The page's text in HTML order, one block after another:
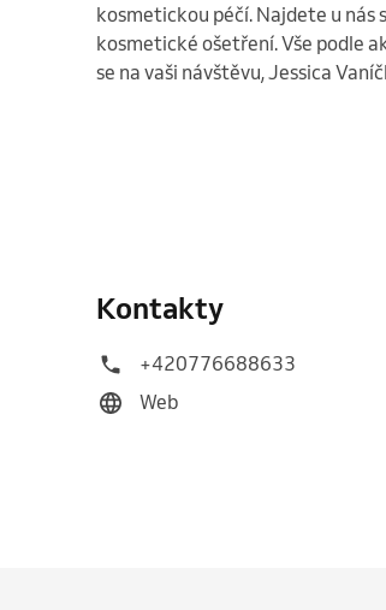
kosmetickou péčí. Najdete u nás
kosmetické ošetření. Vše podle
se na vaši návštěvu, Jessica
Kontakty
+420776688633
Web